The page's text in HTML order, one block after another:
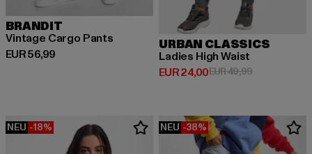
BRANDIT
Vintage Cargo Pants
EUR 56,99
Derzeitiger Preis: EUR 56,99
URBAN CLASSICS
Ladies High Waist
EUR 24,00
Derzeitiger Preis: EUR 24,00
EUR 49,99Aktionspreis:
NEU -18% NEU -38%